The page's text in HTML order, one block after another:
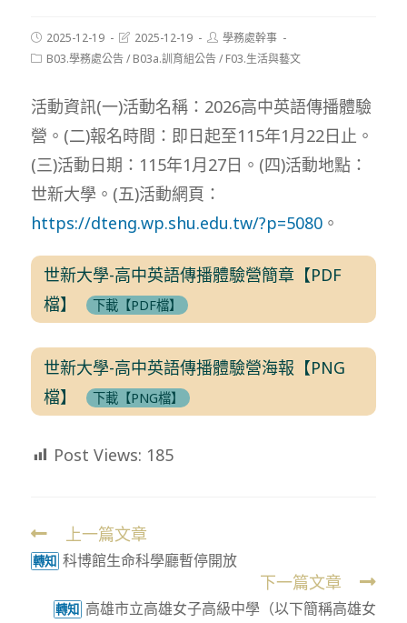
Post
published:
2025-12-19
Post
last
modified:
2025-12-19
Post
author:
學務處幹事
PostB03.學務處公告/ B03a.訓育組公告/ F03.生活與藝文
活動資訊(一)活動名稱：2026高中英語傳播體驗
營。(二)報名時間：即日起至115年1月22日止。
(三)活動日期：115年1月27日。(四)活動地點：
世新大學。(五)活動網頁：
https://dteng.wp.shu.edu.tw/?p=5080。
世新大學-高中英語傳播體驗營簡章【PDF
檔】
下載【PDF檔】
世新大學-高中英語傳播體驗營海報【PNG
檔】
下載【PNG檔】
Post Views: 185
Read
more
上一篇文章
轉知 科博館生命科學廳暫停開放
下一篇文章
轉知 高雄市立高雄女子高級中學（以下簡稱高雄女